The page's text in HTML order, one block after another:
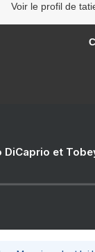
Voir le profil de
DiCaprio et